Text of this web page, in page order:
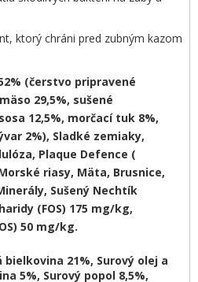
ktorý chráni pred zubným kazom
(čerstvo pripravené
29,5%, sušené
12,5%, morčací tuk 8%,
2%), Sladké zemiaky,
Plaque Defence (
riasy, Mäta, Brusnice,
Sušený Nechtík
(FOS) 175 mg/kg,
50 mg/kg.
bielkovina 21%, Surový olej a
5%, Surový popol 8,5%,